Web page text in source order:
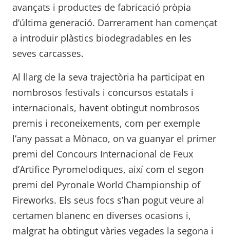
avançats i productes de fabricació pròpia
d’última generació. Darrerament han començat
a introduir plàstics biodegradables en les
seves carcasses.
Al llarg de la seva trajectòria ha participat en
nombrosos festivals i concursos estatals i
internacionals, havent obtingut nombrosos
premis i reconeixements, com per exemple
l’any passat a Mònaco, on va guanyar el primer
premi del Concours Internacional de Feux
d’Artifice Pyromelodiques, així com el segon
premi del Pyronale World Championship of
Fireworks. Els seus focs s’han pogut veure al
certamen blanenc en diverses ocasions i,
malgrat ha obtingut vàries vegades la segona i